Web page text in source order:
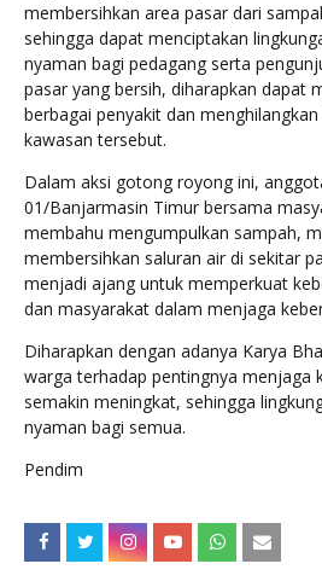
membersihkan area pasar dari
sehingga dapat menciptakan
nyaman bagi pedagang serta
pasar yang bersih, diharapkan dapat
berbagai penyakit dan
kawasan tersebut.
Dalam aksi gotong royong ini,
01/Banjarmasin Timur bersama
membahu mengumpulkan sampah,
membersihkan saluran air di sekitar
menjadi ajang untuk memperkuat
dan masyarakat dalam menjaga
Diharapkan dengan adanya Karya
warga terhadap pentingnya menjaga
semakin meningkat, sehingga
nyaman bagi semua.
Pendim